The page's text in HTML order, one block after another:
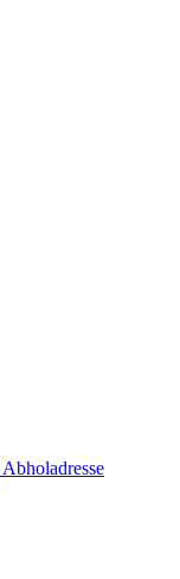
Abholadresse